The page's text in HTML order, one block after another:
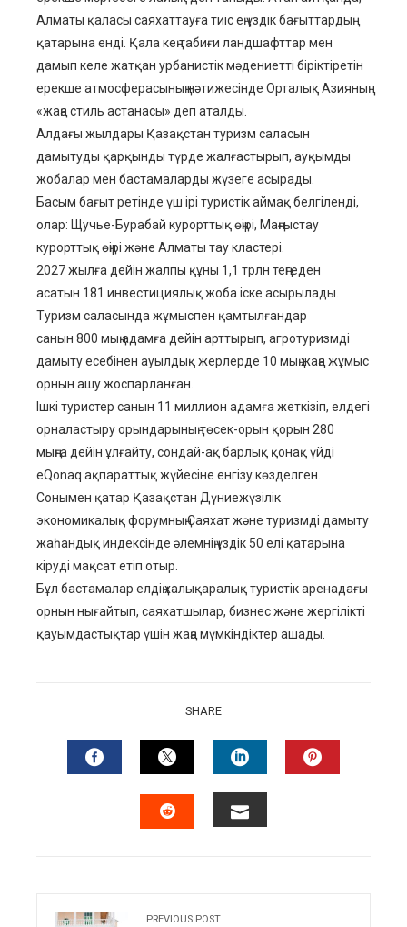
Алматы қаласы саяхаттауға тиіс ең үздік бағыттардың
қатарына енді. Қала кең табиғи ландшафттар мен
дамып келе жатқан урбанистік мәдениетті біріктіретін
ерекше атмосферасының нәтижесінде Орталық Азияның
«жаңа стиль астанасы» деп аталды.
Алдағы жылдары Қазақстан туризм саласын
дамытуды қарқынды түрде жалғастырып, ауқымды
жобалар мен бастамаларды жүзеге асырады.
Басым бағыт ретінде үш ірі туристік аймақ белгіленді,
олар: Щучье-Бурабай курорттық өңірі, Маңғыстау
курорттық өңірі және Алматы тау кластері.
2027 жылға дейін жалпы құны 1,1 трлн теңгеден
асатын 181 инвестициялық жоба іске асырылады.
Туризм саласында жұмыспен қамтылғандар
санын 800 мың адамға дейін арттырып, агротуризмді
дамыту есебінен ауылдық жерлерде 10 мың жаңа жұмыс
орнын ашу жоспарланған.
Ішкі туристер санын 11 миллион адамға жеткізіп, елдегі
орналастыру орындарының төсек-орын қорын 280
мыңға дейін ұлғайту, сондай-ақ барлық қонақ үйді
eQonaq ақпараттық жүйесіне енгізу көзделген.
Сонымен қатар Қазақстан Дүниежүзілік
экономикалық форумның Саяхат және туризмді дамыту
жаһандық индексінде әлемнің үздік 50 елі қатарына
кіруді мақсат етіп отыр.
Бұл бастамалар елдің халықаралық туристік аренадағы
орнын нығайтып, саяхатшылар, бизнес және жергілікті
қауымдастықтар үшін жаңа мүмкіндіктер ашады.
SHARE
FACEBOOKTWITTERLINKEDIN
PREVIOUS POST